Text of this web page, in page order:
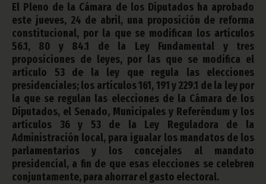
El Pleno de la Cámara de los Diputados ha aprobado
este jueves, 24 de abril, una proposición de reforma
constitucional, por la que se modifican los artículos
56.1, 80 y 84.1 de la Ley Fundamental y tres
proposiciones de leyes, por las que se modifica el
artículo 53 de la ley que regula las elecciones
presidenciales; los artículos 161, 191 y 229.1 de la ley por
la que se regulan las elecciones de la Cámara de los
Diputados, el Senado, Municipales y Referéndum y los
artículos 36 y 53 de la Ley Reguladora de la
Administración local, para igualar los mandatos de los
parlamentarios y los concejales al mandato
presidencial, a fin de que esas elecciones se celebren
conjuntamente, para ahorrar el gasto electoral.